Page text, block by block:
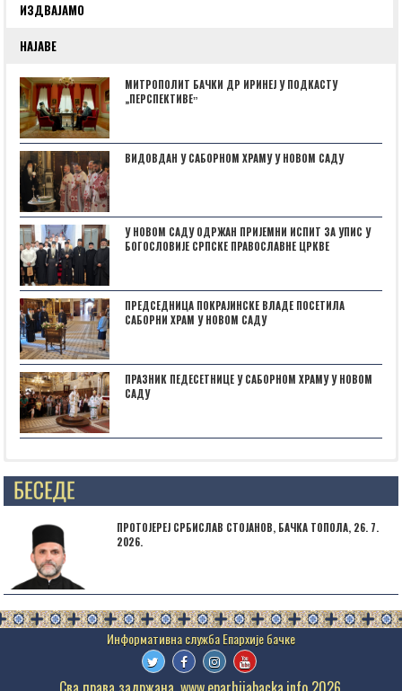
ИЗДВАЈАМО
НАЈАВЕ
МИТРОПОЛИТ БАЧКИ ДР ИРИНЕЈ У ПОДКАСТУ
„ПЕРСПЕКТИВЕˮ
ВИДОВДАН У САБОРНОМ ХРАМУ У НОВОМ САДУ
У НОВОМ САДУ ОДРЖАН ПРИЈЕМНИ ИСПИТ ЗА УПИС У
БОГОСЛОВИЈЕ СРПСКЕ ПРАВОСЛАВНЕ ЦРКВЕ
ПРЕДСЕДНИЦА ПОКРАЈИНСКЕ ВЛАДЕ ПОСЕТИЛА
САБОРНИ ХРАМ У НОВОМ САДУ
ПРАЗНИК ПЕДЕСЕТНИЦЕ У САБОРНОМ ХРАМУ У НОВОМ
САДУ
Posts not found
ПРОТОЈЕРЕЈ СРБИСЛАВ СТОЈАНОВ, БАЧКА ТОПОЛА, 26. 7.
2026.